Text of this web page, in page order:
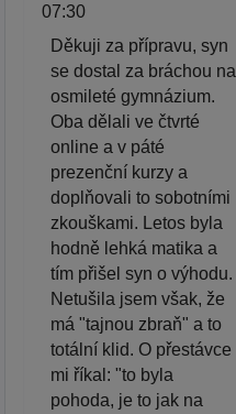
07:30
Děkuji za přípravu, syn
se dostal za bráchou na
osmileté gymnázium.
Oba dělali ve čtvrté
online a v páté
prezenční kurzy a
doplňovali to sobotními
zkouškami. Letos byla
hodně lehká matika a
tím přišel syn o výhodu.
Netušila jsem však, že
má "tajnou zbraň" a to
totální klid. O přestávce
mi říkal: "to byla
pohoda, je to jak na